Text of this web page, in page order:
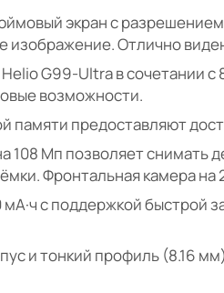
экран с разрешением
изображение. Отлично
G99-Ultra в сочетании
возможности.
памяти предоставляют
108 Мп позволяет снимать
Фронтальная камера
с поддержкой быстрой
и тонкий профиль (8.16